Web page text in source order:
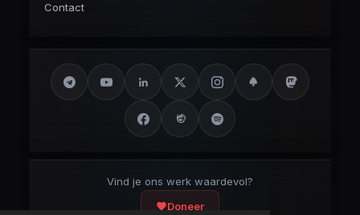
Contact
Vind je ons werk waardevol?
Doneer